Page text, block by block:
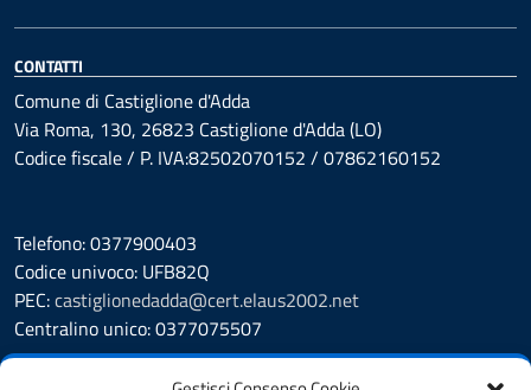
CONTATTI
Comune di Castiglione d'Adda
Via Roma, 130, 26823 Castiglione d'Adda (LO)
Codice fiscale / P. IVA:82502070152 / 07862160152
Telefono: 0377900403
Codice univoco: UFB82Q
PEC:castiglionedadda@cert.elaus2002.net
Centralino unico: 0377075507